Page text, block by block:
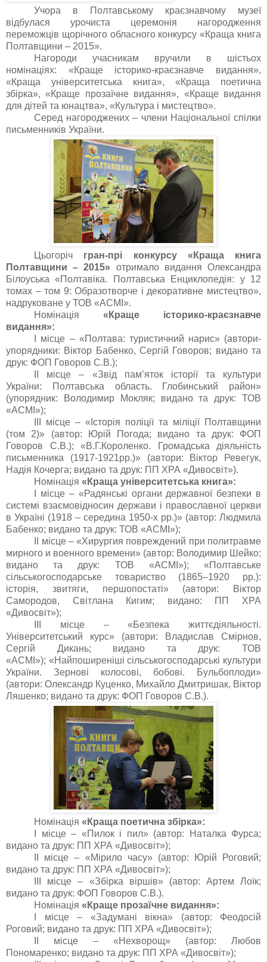
Учора в Полтавському краєзнавчому музеї
відбулася урочиста церемонія нагородження
переможців щорічного обласного конкурсу «Краща книга
Полтавщини – 2015».
Нагороди учасникам вручили в шістьох
номінаціях: «Краще історико-краєзнавче видання»,
«Краща університетська книга», «Краща поетична
збірка», «Краще прозаїчне видання», «Краще видання
для дітей та юнацтва», «Культура і мистецтво».
Серед нагороджених – члени Національної спілки
письменників України.
Цьогоріч гран-прі конкурсу «Краща книга
Полтавщини – 2015» отримало видання Олександра
Білоуська «Полтавіка. Полтавська Енциклопедія: у 12
томах – том 9: Образотворче і декоративне мистецтво»,
надруковане у ТОВ «АСМІ».
Номінація«Краще історико-краєзнавче
видання»:
I місце – «Полтава: туристичний нарис» (автори-
упорядники: Віктор Бабенко, Сергій Говоров; видано та
друк: ФОП Говоров С.В.);
II місце – «Звід пам’яток історії та культури
України: Полтавська область. Глобинський район»
(упорядник: Володимир Мокляк; видано та друк: ТОВ
«АСМІ»);
IІI місце – «Історія поліції та міліції Полтавщини
(том 2)» (автор: Юрій Погода; видано та друк: ФОП
Говоров С.В.); «В.Г.Короленко. Громадська діяльність
письменника (1917-1921рр.)» (автори: Віктор Ревегук,
Надія Кочерга; видано та друк: ПП ХРА «Дивосвіт»).
Номінація« Краща університетська книга»:
I місце – «Радянські органи державної безпеки в
системі взаємовідносин держави і православної церкви
в Україні (1918 – середина 1950-х рр.)» (автор: Людмила
Бабенко; видано та друк: ТОВ «АСМІ»);
II місце – «Хирургия повреждений при политравме
мирного и военного времени» (автор: Володимир Шейко;
видано та друк: ТОВ «АСМІ»); «Полтавське
сільськогосподарське товариство (1865–1920 рр.):
історія, звитяги, першопостаті» (автори: Віктор
Самородов, Світлана Кигим; видано: ПП ХРА
«Дивосвіт»);
IІI місце – «Безпека життєдіяльності.
Університетський курс» (автори: Владислав Смірнов,
Сергій Дикань; видано та друк: ТОВ
«АСМІ»); «Найпоширеніші сільськогосподарські культури
України. Зернові колосові, бобові. Бульбоплоди»
(автори: Олександр Куценко, Михайло Дмитришак, Віктор
Ляшенко; видано та друк: ФОП Говоров С.В.).
Номінація«Краща поетична збірка»:
I місце – «Пилок і пил» (автор: Наталка Фурса;
видано та друк: ПП ХРА «Дивосвіт»);
II місце – «Мірило часу» (автор: Юрій Роговий;
видано та друк: ПП ХРА «Дивосвіт»);
IІI місце – «Збірка віршів» (автор: Артем Лоїк;
видано та друк: ФОП Говоров С.В.).
Номінація«Краще прозаїчне видання»:
I місце – «Задумані вікна» (автор: Феодосій
Роговий; видано та друк: ПП ХРА «Дивосвіт»);
II місце – «Нехворощ» (автор: Любов
Пономаренко; видано та друк: ПП ХРА «Дивосвіт»);